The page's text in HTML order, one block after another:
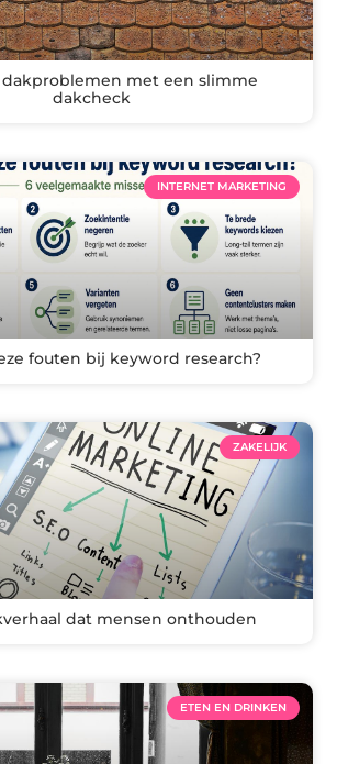
met een slimme
dakcheck
INTERNET MARKETING
fouten bij keyword research?
ZAKELIJK
dat mensen onthouden
ETEN EN DRINKEN